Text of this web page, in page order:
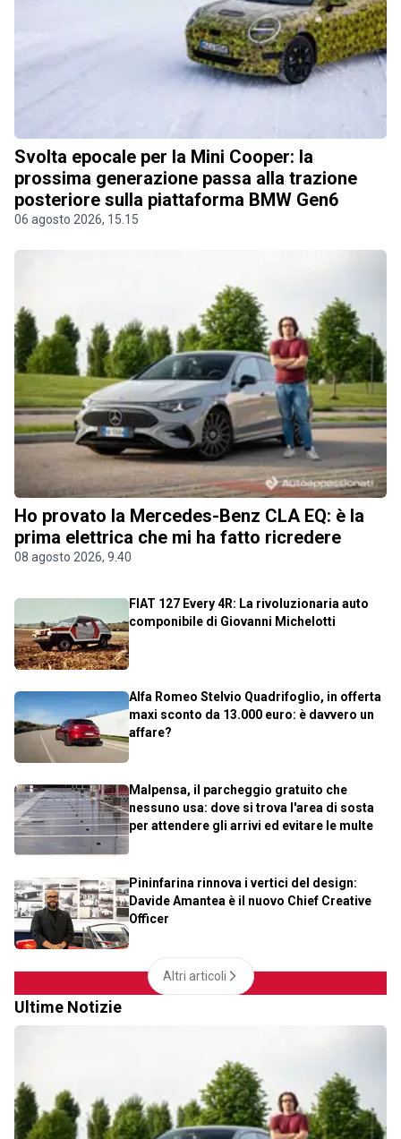
Svolta epocale per la Mini Cooper: la
prossima generazione passa alla trazione
posteriore sulla piattaforma BMW Gen6
06 agosto 2026, 15.15
Ho provato la Mercedes-Benz CLA EQ: è la
prima elettrica che mi ha fatto ricredere
08 agosto 2026, 9.40
FIAT 127 Every 4R: La rivoluzionaria auto
componibile di Giovanni Michelotti
Alfa Romeo Stelvio Quadrifoglio, in offerta
maxi sconto da 13.000 euro: è davvero un
affare?
Malpensa, il parcheggio gratuito che
nessuno usa: dove si trova l'area di sosta
per attendere gli arrivi ed evitare le multe
Pininfarina rinnova i vertici del design:
Davide Amantea è il nuovo Chief Creative
Officer
Altri articoli
Ultime Notizie